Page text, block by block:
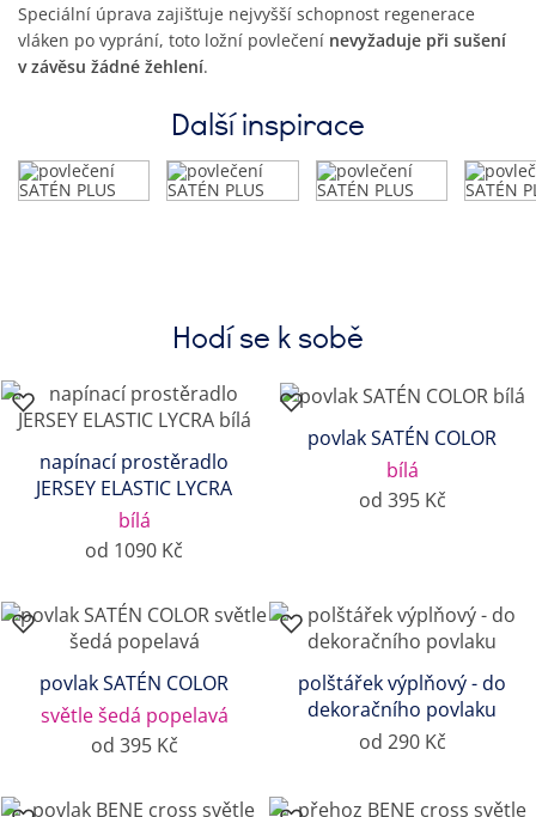
Speciální úprava zajišťuje nejvyšší schopnost regenerace
vláken po vyprání, toto ložní povlečení nevyžaduje při sušení
v závěsu žádné žehlení.
Další inspirace
Hodí se k sobě
napínací prostěradlo
JERSEY ELASTIC LYCRA
bílá
od 1090 Kč
povlak SATÉN COLOR
bílá
od 395 Kč
povlak SATÉN COLOR
světle šedá popelavá
od 395 Kč
polštářek výplňový - do
dekoračního povlaku
od 290 Kč